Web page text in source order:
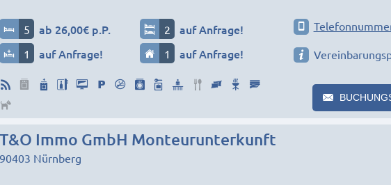
5 ab 26,00€ p.P. 2 auf Anfrage!
1 auf Anfrage! 1 auf Anfrage!
T&O Immo GmbH Monteurunterkunft
90403 Nürnberg